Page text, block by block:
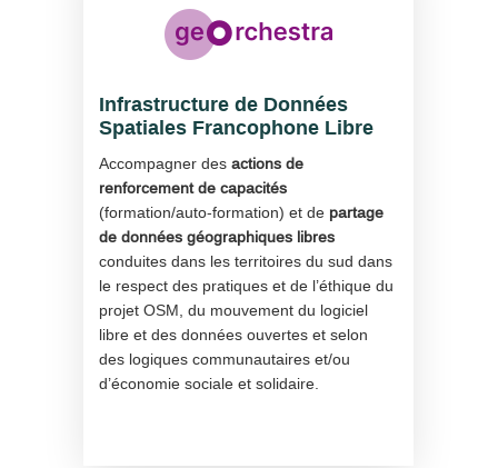
Infrastructure de Données
Spatiales Francophone Libre
Accompagner desactions de
renforcement de capacités
(formation/auto-formation) et de partage
de données géographiques libres
conduites dans les territoires du sud dans
le respect des pratiques et de l’éthique du
projet OSM, du mouvement du logiciel
libre et des données ouvertes et selon
des logiques communautaires et/ou
d’économie sociale et solidaire.